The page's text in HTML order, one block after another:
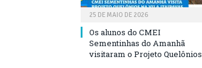
25 DE MAIO DE 2026
Os alunos do CMEI
Sementinhas do Amanhã
visitaram o Projeto Quelônios